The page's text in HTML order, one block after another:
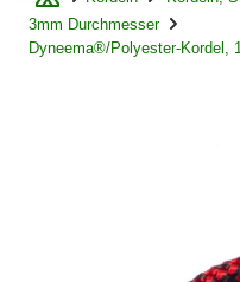
3mm Durchmesser
Dyneema®/Polyester-Kordel,